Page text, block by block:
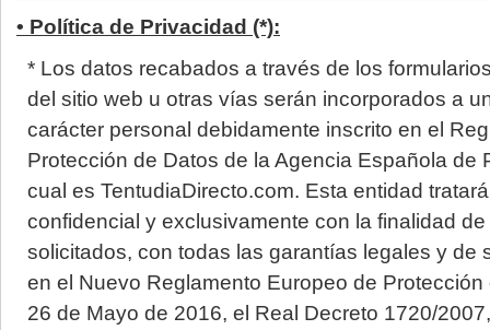
• Política de Privacidad (*):
* Los datos recabados a través de los
del sitio web u otras vías serán incorporados a
carácter personal debidamente inscrito en el
Protección de Datos de la Agencia Española de
cual es TentudiaDirecto.com. Esta entidad
confidencial y exclusivamente con la finalidad
solicitados, con todas las garantías legales y de
en el Nuevo Reglamento Europeo de
26 de Mayo de 2016, el Real Decreto 1720/